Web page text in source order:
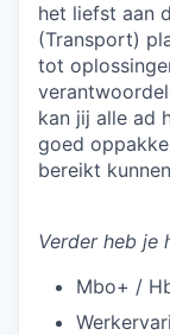
het liefst aan
(Transport)
tot
kan jij alle ad
goed
bereikt
Verder heb je
Mbo+ /